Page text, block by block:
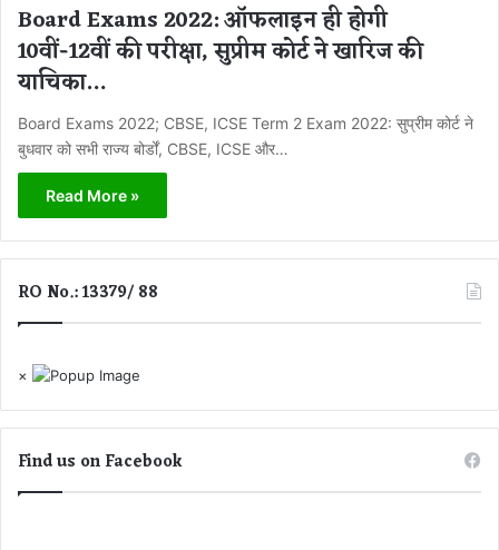
Board Exams 2022: ऑफलाइन ही होगी
10वीं-12वीं की परीक्षा, सुप्रीम कोर्ट ने खारिज की
याचिका…
Board Exams 2022; CBSE, ICSE Term 2 Exam 2022: सुप्रीम कोर्ट ने
बुधवार को सभी राज्य बोर्डों, CBSE, ICSE और…
Read More »
RO No.: 13379/ 88
×
Find us on Facebook